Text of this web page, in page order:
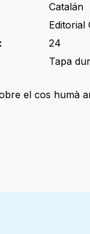
Catalán
Editorial
24
Tapa
el cos humà